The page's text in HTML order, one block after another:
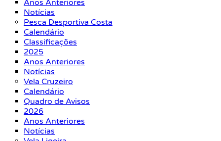
Anos Anteriores
Notícias
Pesca Desportiva Costa
Calendário
Classificações
2025
Anos Anteriores
Notícias
Vela Cruzeiro
Calendário
Quadro de Avisos
2026
Anos Anteriores
Notícias